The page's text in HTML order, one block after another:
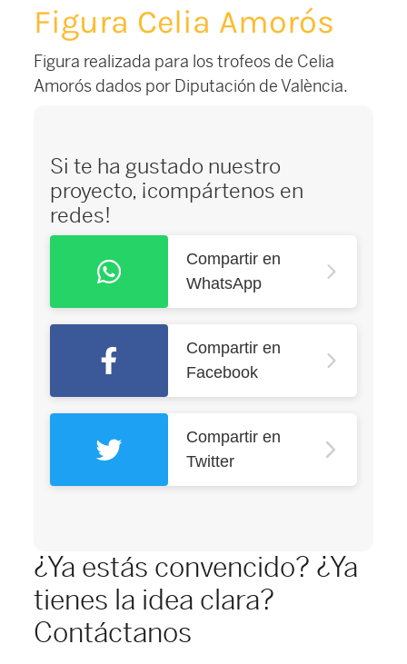
Figura Celia Amorós
Figura realizada para los trofeos de Celia
Amorós dados por Diputación de València.
Si te ha gustado nuestro
proyecto, ¡compártenos en
redes!
Compartir en
WhatsApp
Compartir en
Facebook
Compartir en
Twitter
¿Ya estás convencido? ¿Ya
tienes la idea clara?
Contáctanos